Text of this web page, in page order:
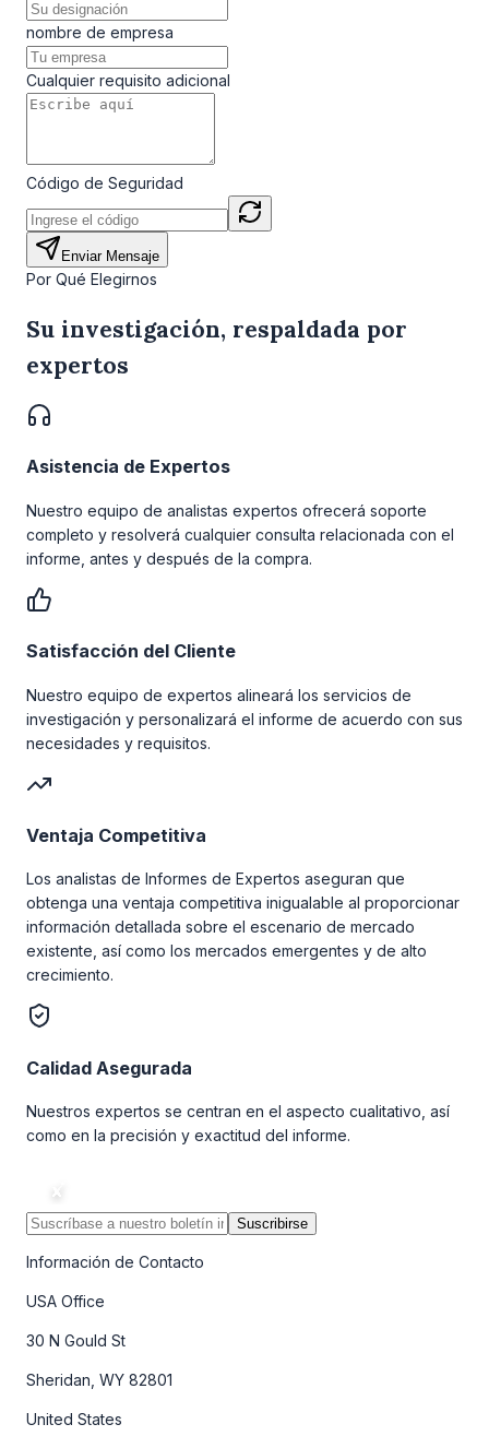
nombre de empresa
Cualquier requisito adicional
Código de Seguridad
Enviar Mensaje
Por Qué Elegirnos
Su investigación, respaldada por
expertos
Asistencia de Expertos
Nuestro equipo de analistas expertos ofrecerá soporte
completo y resolverá cualquier consulta relacionada con el
informe, antes y después de la compra.
Satisfacción del Cliente
Nuestro equipo de expertos alineará los servicios de
investigación y personalizará el informe de acuerdo con sus
necesidades y requisitos.
Ventaja Competitiva
Los analistas de Informes de Expertos aseguran que
obtenga una ventaja competitiva inigualable al proporcionar
información detallada sobre el escenario de mercado
existente, así como los mercados emergentes y de alto
crecimiento.
Calidad Asegurada
Nuestros expertos se centran en el aspecto cualitativo, así
como en la precisión y exactitud del informe.
Suscribirse
Información de Contacto
USA Office
30 N Gould St
Sheridan, WY 82801
United States